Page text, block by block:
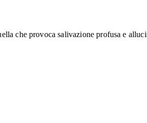
che provoca salivazione profusa e